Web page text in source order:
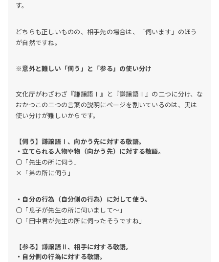
す。
どちらも正しいものの、相手先の場合は、「伺います」のほう
が自然ですね。
※意外と難しい「伺う」と「参る」の使い分け
文化庁がわざわざ『謙譲語Ⅰ』と『謙譲語Ⅱ』の二つに分け、な
おかつこの二つの言葉の説明にページを割いているのは、実は
使い分けが難しいからです。
【伺う】謙譲語Ⅰ、向かう先に対する敬語。
・立てられる人物や物（向かう先）に対する敬語。
〇「先生の所に伺う」
×「弟の所に伺う」
・自分の行為（自分側の行為）に対して使う。
〇「息子が先生の所に伺いまして～」
〇「田中君が先生の所に伺ったそうですね」
【参る】謙譲語Ⅱ、相手に対する敬語。
・自分側の行為に対する敬語。